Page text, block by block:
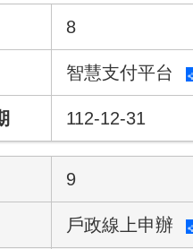
8
智慧支付平台
112-12-31
9
戶政線上申辦